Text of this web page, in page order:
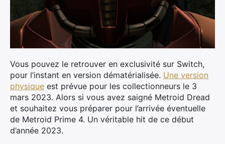
Vous pouvez le retrouver en exclusivité sur Switch,
pour l’instant en version dématérialisée. Une version
physique est prévue pour les collectionneurs le 3
mars 2023. Alors si vous avez saigné Metroid Dread
et souhaitez vous préparer pour l’arrivée éventuelle
de Metroid Prime 4. Un véritable hit de ce début
d’année 2023.